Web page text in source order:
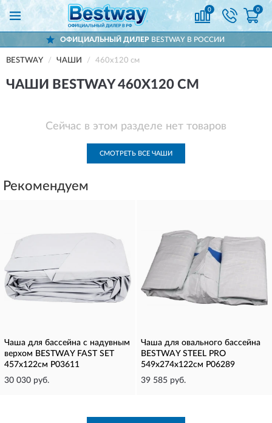
0 0
ОФИЦИАЛЬНЫЙ ДИЛЕР BESTWAY В РОССИИ
BESTWAY ЧАШИ 460х120 см
ЧАШИ BESTWAY 460Х120 СМ
Сейчас в этом разделе нет товаров
СМОТРЕТЬ ВСЕ ЧАШИ
Рекомендуем
Чаша для бассейна с надувным
верхом BESTWAY FAST SET
457x122см P03611
30 030 руб.
Чаша для овального бассейна
BESTWAY STEEL PRO
549х274х122cм P06289
39 585 руб.